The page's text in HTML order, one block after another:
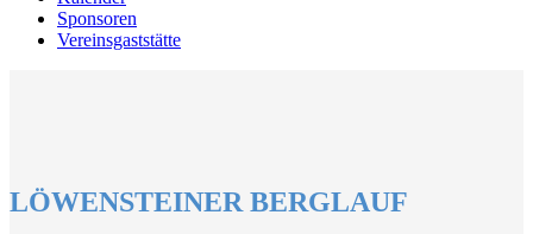
Sponsoren
Vereinsgaststätte
LÖWENSTEINER BERGLAUF